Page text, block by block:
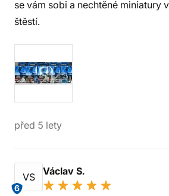
se vám sobi a nechtěné miniatury
štěstí.
před 5 lety
VS
6
Václav S.